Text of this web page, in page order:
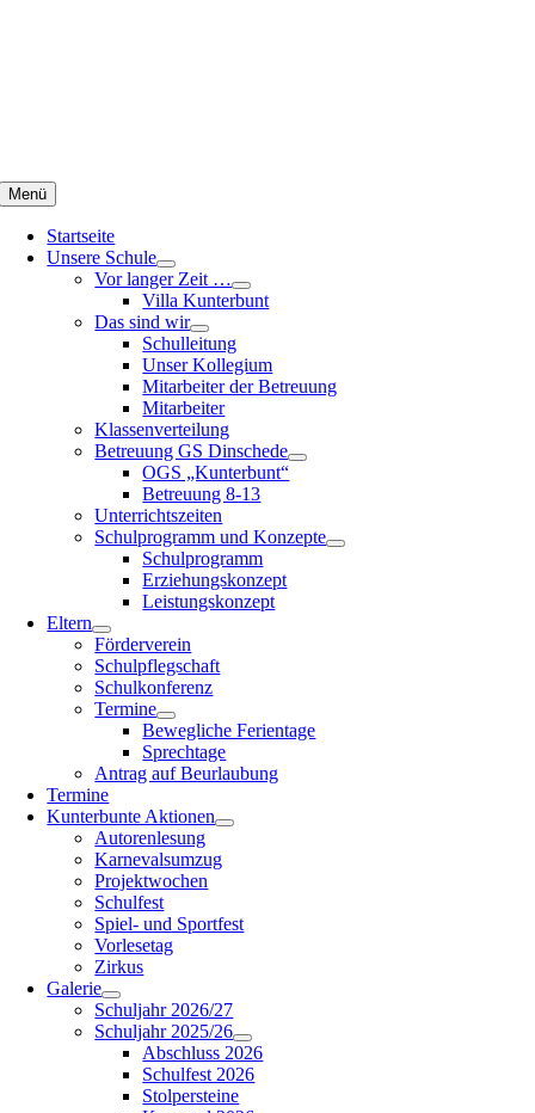
Menü
Startseite
Unsere Schule
Vor langer Zeit …
Villa Kunterbunt
Das sind wir
Schulleitung
Unser Kollegium
Mitarbeiter der Betreuung
Mitarbeiter
Klassenverteilung
Betreuung GS Dinschede
OGS „Kunterbunt“
Betreuung 8-13
Unterrichtszeiten
Schulprogramm und Konzepte
Schulprogramm
Erziehungskonzept
Leistungskonzept
Eltern
Förderverein
Schulpflegschaft
Schulkonferenz
Termine
Bewegliche Ferientage
Sprechtage
Antrag auf Beurlaubung
Termine
Kunterbunte Aktionen
Autorenlesung
Karnevalsumzug
Projektwochen
Schulfest
Spiel- und Sportfest
Vorlesetag
Zirkus
Galerie
Schuljahr 2026/27
Schuljahr 2025/26
Abschluss 2026
Schulfest 2026
Stolpersteine